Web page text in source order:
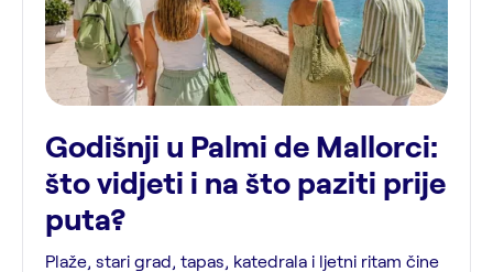
Godišnji u Palmi de Mallorci:
što vidjeti i na što paziti prije
puta?
Plaže, stari grad, tapas, katedrala i ljetni ritam čine